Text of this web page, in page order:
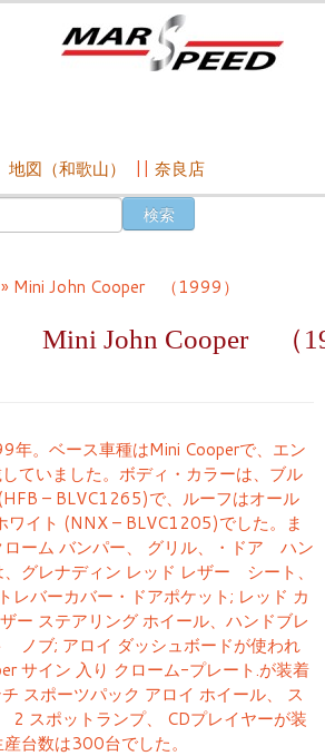
地図（和歌山） 奈良店
» Mini John Cooper （1999）
Mini John Cooper （
年。ベース車種はMini Cooperで、エン
ていました。ボディ・カラーは、ブル
– BLVC1265)で、ルーフはオール
イト (NNX – BLVC1205)でした。ま
ローム バンパー、 グリル、・ドア ハン
、グレナディン レッド レザー シート、
レバーカバー・ドアポケット; レッド カ
ー ステアリング ホイール、ハンドブレ
ノブ; アロイ ダッシュボードが使われ
サイン 入り クローム-プレート.が装着
スポーツパック アロイ ホイール、 ス
2 スポットランプ、 CDプレイヤーが装
台数は300台でした。